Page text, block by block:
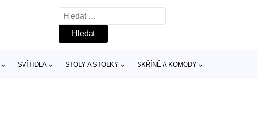
Vyhledávání
SVÍTIDLA STOLY A STOLKY SKŘÍNĚ A KOMODY